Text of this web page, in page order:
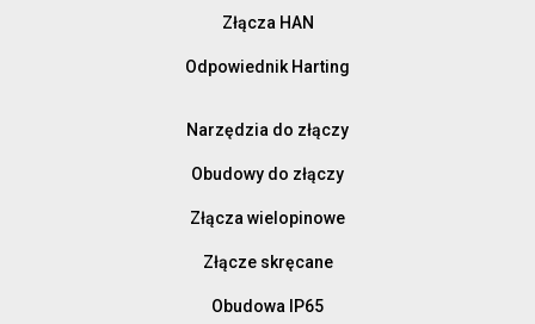
Złącza HAN
Odpowiednik Harting
Narzędzia do złączy
Obudowy do złączy
Złącza wielopinowe
Złącze skręcane
Obudowa IP65